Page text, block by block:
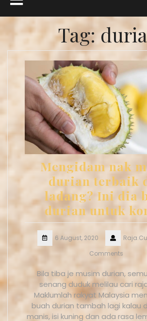
Tag:
Mengidam nak
durian terbaik
ladang? Ini dia
durian untuk
6 August, 2020
Comments
Bila tiba je musim durian,
senang duduk melilau cari
Maklumlah rakyat Malaysia
buah durian tambah lagi kalau
manis, isi kuning dan ada rasa